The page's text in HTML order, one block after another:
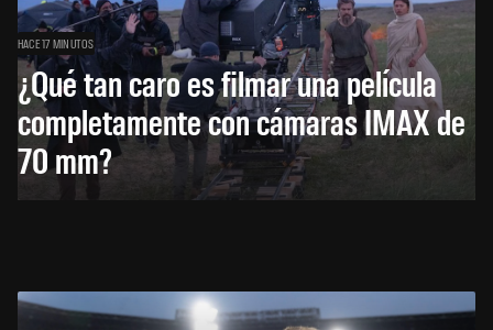
HACE 17 MINUTOS
¿Qué tan caro es filmar una película
completamente con cámaras IMAX de
70 mm?